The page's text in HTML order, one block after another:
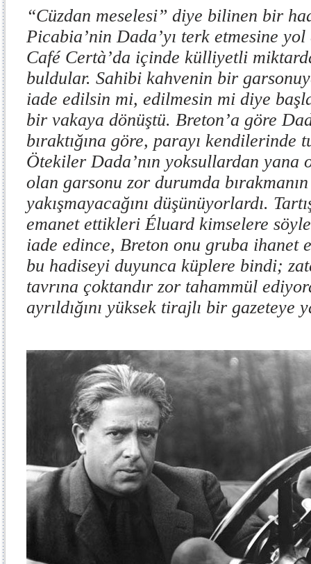
“Cüzdan meselesi” diye bilinen bir
Picabia’nin Dada’yı terk etmesine
Café Certà’da içinde külliyetli
buldular. Sahibi kahvenin bir
iade edilsin mi, edilmesin mi diye
bir vakaya dönüştü. Breton’a göre
bıraktığına göre, parayı kendilerinde
Ötekiler Dada’nın yoksullardan yana
olan garsonu zor durumda
yakışmayacağını düşünüyorlardı.
emanet ettikleri Éluard kimselere
iade edince, Breton onu gruba ihanet
bu hadiseyi duyunca küplere bindi;
tavrına çoktandır zor tahammül
ayrıldığını yüksek tirajlı bir gazeteye